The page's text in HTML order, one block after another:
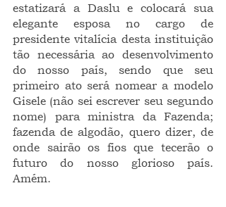
estatizará a Daslu e colocará sua
elegante esposa no cargo de
presidente vitalícia desta instituição
tão necessária ao desenvolvimento
do nosso país, sendo que seu
primeiro ato será nomear a modelo
Gisele (não sei escrever seu segundo
nome) para ministra da Fazenda;
fazenda de algodão, quero dizer, de
onde sairão os fios que tecerão o
futuro do nosso glorioso país.
Amém.